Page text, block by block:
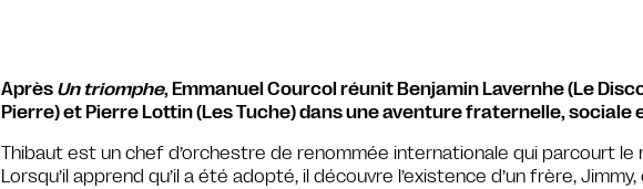
Après Un triomphe, Emmanuel Courcol réunit Benjamin Lavernhe (Le
Pierre) et Pierre Lottin (Les Tuche) dans une aventure fraternelle, sociale
Thibaut est un chef d’orchestre de renommée internationale qui parcourt le
Lorsqu’il apprend qu’il a été adopté, il découvre l’existence d’un frère,